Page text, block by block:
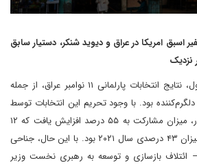
اسبق امریکا در عراق و دیوید شنکر، دستیار سابق
نزدیک
در نگاه اول، نتایج انتخابات پارلمانی ۱۱ نوامبر عراق، از جمله
دلگرم‌کننده بود. با وجود تحریم این انتخابات توسط
جنبش تأثیرگذار مقتدی صدر، میزان مشارکت به ۵۵ درصد افزایش یافت که ۱۲
درصد بیشتر از پایین‌ترین میزان ۴۳ درصدی سال ۲۰۲۱ بود. با این حال، جناحی
ائتلاف بازسازی و توسعه به رهبری نخست وزیر